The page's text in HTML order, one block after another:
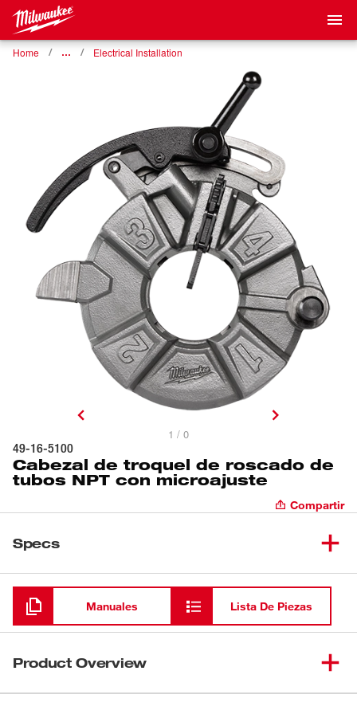
Home … Electrical Installation
1 / 0
49-16-5100
Cabezal de troquel de roscado de
tubos NPT con microajuste
Compartir
Specs
Cargando
Manuales Lista De Piezas
Product Overview